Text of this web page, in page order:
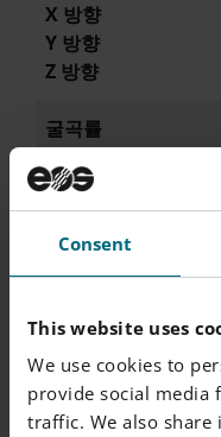
Consent
This website uses
We use cookies to
provide social media
traffic. We also
X 방향
Y 방향
Z 방향
굴곡률
굴곡 강도
X 방향
X 방향
샤피 노치 충격 강도
X 방향